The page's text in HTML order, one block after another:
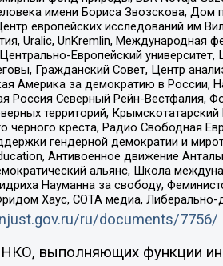
имени Бориса Звозскова,
европейских исследований им
Uralic, UnKremlin, Международная
Европейский
Гражданский Совет, Центр
Америка за демократию в России,
Россия Северный Рейн-Вестфалия,
территорий,
черного креста, Радио Свободная
гендерной демократии и
Антивоенное движение
альянс, Школа
Науманна за свободу,
Хаус, СОТА медиа, Либерально-
ru/documents/7756/
выполняющих функции